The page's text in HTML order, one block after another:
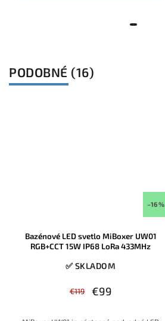
PODOBNÉ (16)
–16 %
Bazénové LED svetlo MiBoxer UW01
RGB+CCT 15W IP68 LoRa 433MHz
✅ SKLADOM
€119 €99